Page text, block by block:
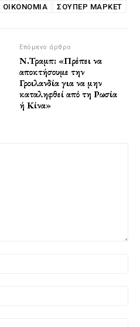
ΟΙΚΟΝΟΜΙΑ ΣΟΥΠΕΡ ΜΑΡΚΕΤ
Επόμενο άρθρο
Ν.Τραμπ: «Πρέπει να
αποκτήσουμε την
Γροιλανδία για να μην
καταληφθεί από τη Ρωσία
ή Κίνα»